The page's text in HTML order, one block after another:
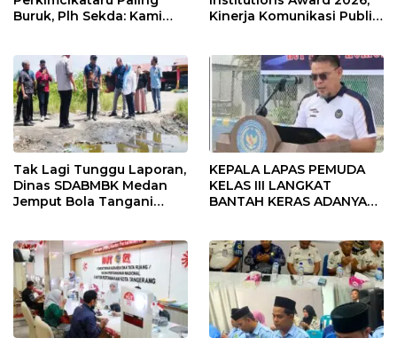
Buruk, Plh Sekda: Kami
Kinerja Komunikasi Publik
Tak Lagi Tunggu Laporan,
Dinas SDABMBK Medan
Jemput Bola Tangani
KEPALA LAPAS PEMUDA
KELAS III LANGKAT
BANTAH KERAS ADANYA
TENTANG SINDIKAT
PENIPU PENJUALAN EMAS